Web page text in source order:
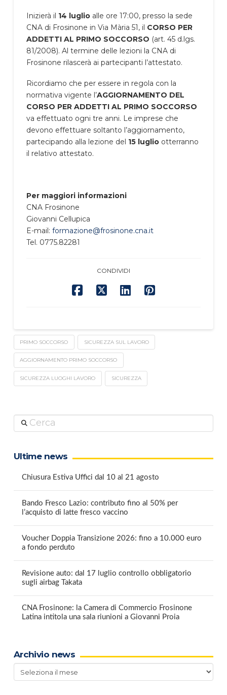
Inizierà il 14 luglioalle ore 17:00, presso la sede
CNA di Frosinone in Via Mària 51, il CORSO PER
ADDETTI AL PRIMO SOCCORSO (art. 45 d.lgs.
81/2008). Al termine delle lezioni la CNA di
Frosinone rilascerà ai partecipanti l’attestato.
Ricordiamo che per essere in regola con la
normativa vigente l’AGGIORNAMENTO DEL
CORSO PER ADDETTI AL PRIMO SOCCORSO
va effettuato ogni tre anni. Le imprese che
devono effettuare soltanto l’aggiornamento,
partecipando alla lezione del 15 lugliootterranno
il relativo attestato.
Per maggiori informazioni
CNA Frosinone
Giovanni Cellupica
E-mail: formazione@frosinone.cna.it
Tel. 0775.82281
CONDIVIDI
PRIMO SOCCORSO SICUREZZA SUL LAVORO
AGGIORNAMENTO PRIMO SOCCORSO
SICUREZZA LUOGHI LAVORO SICUREZZA
Cerca
Ultime news
Chiusura Estiva Uffici dal 10 al 21 agosto
Bando Fresco Lazio: contributo fino al 50% per
l’acquisto di latte fresco vaccino
Voucher Doppia Transizione 2026: fino a 10.000 euro
a fondo perduto
Revisione auto: dal 17 luglio controllo obbligatorio
sugli airbag Takata
CNA Frosinone: la Camera di Commercio Frosinone
Latina intitola una sala riunioni a Giovanni Proia
Archivio news
Archivio
news